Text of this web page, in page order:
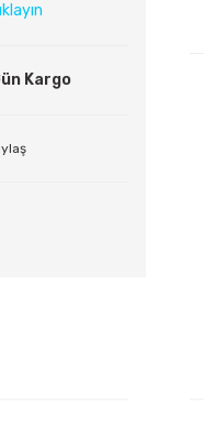
Kargo